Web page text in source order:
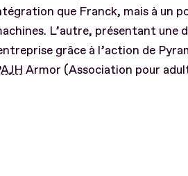
que Franck, mais à un
L’autre, présentant une
grâce à l’action de
Armor (Association pour